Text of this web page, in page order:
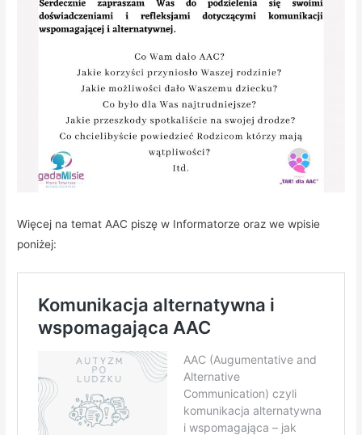
Więcej na temat AAC piszę w Informatorze oraz we wpisie
poniżej: